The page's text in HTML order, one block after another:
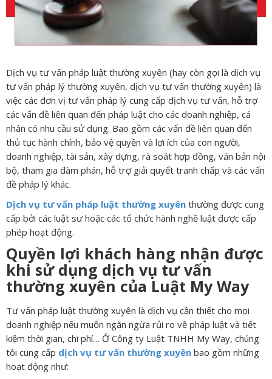
Dịch vụ tư vấn pháp luật thường xuyên (hay còn gọi là dịch vụ
tư vấn pháp lý thường xuyên, dịch vụ tư vấn thường xuyên) là
việc các đơn vị tư vấn pháp lý cung cấp dịch vụ tư vấn, hỗ trợ
các vấn đề liên quan đến pháp luật cho các doanh nghiệp, cá
nhân có nhu cầu sử dụng. Bao gồm các vấn đề liên quan đến
thủ tục hành chính, bảo vệ quyền và lợi ích của con người,
doanh nghiệp, tài sản, xây dựng, rà soát hợp đồng, văn bản nội
bộ, tham gia đàm phán, hỗ trợ giải quyết tranh chấp và các vấn
đề pháp lý khác.
Dịch vụ tư vấn pháp luật thường xuyên thường được cung
cấp bởi các luật sư hoặc các tổ chức hành nghề luật được cấp
phép hoạt động.
Quyền lợi khách hàng nhận được
khi sử dụng dịch vụ tư vấn
thường xuyên của Luật My Way
Tư vấn pháp luật thường xuyên là dịch vụ cần thiết cho mọi
doanh nghiệp nếu muốn ngăn ngừa rủi ro về pháp luật và tiết
kiệm thời gian, chi phí… Ở Công ty Luật TNHH My Way, chúng
tôi cung cấp dịch vụ tư vấn thường xuyên bao gồm những
hoạt động như: